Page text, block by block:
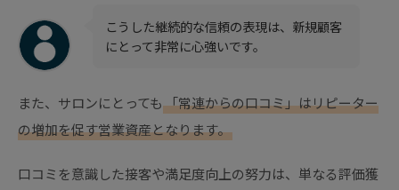
こうした継続的な信頼の表現は、新規顧客
にとって非常に心強いです。
また、サロンにとっても「常連からの口コミ」はリピーター
の増加を促す営業資産となります。
口コミを意識した接客や満足度向上の努力は、単なる評価獲